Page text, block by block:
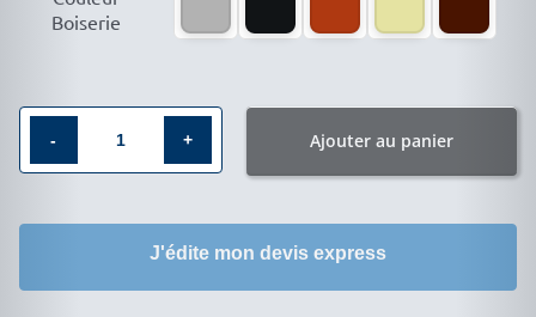
Boiserie
Vitrine
éclairage
intégré
Ajouter au panier
J'édite mon devis express